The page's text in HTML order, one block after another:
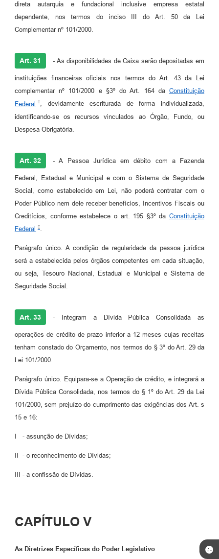
direta autarquia e fundacional inclusive empresa estatal
dependente, nos termos do inciso III do Art. 50 da Lei
Complementar nº 101/2000.
Art. 31 - As disponibilidades de Caixa serão depositadas em
instituições financeiras oficiais nos termos do Art. 43 da Lei
complementar nº 101/2000 e §3º do Art. 164 da Constituição
Federal
, devidamente escriturada de forma individualizada,
identificando-se os recursos vinculados ao Órgão, Fundo, ou
Despesa Obrigatória.
Art. 32 - A Pessoa Jurídica em débito com a Fazenda
Federal, Estadual e Municipal e com o Sistema de Seguridade
Social, como estabelecido em Lei, não poderá contratar com o
Poder Público nem dele receber benefícios, Incentivos Fiscais ou
Creditícios, conforme estabelece o art. 195 §3º da Constituição
Federal
.
Parágrafo único. A condição de regularidade da pessoa jurídica
será a estabelecida pelos órgãos competentes em cada situação,
ou seja, Tesouro Nacional, Estadual e Municipal e Sistema de
Seguridade Social.
Art. 33 - Integram a Dívida Pública Consolidada as
operações de crédito de prazo inferior a 12 meses cujas receitas
tenham constado do Orçamento, nos termos do § 3º do Art. 29 da
Lei 101/2000.
Parágrafo único. Equipara-se a Operação de crédito, e integrará a
Dívida Pública Consolidada, nos termos do § 1º do Art. 29 da Lei
101/2000, sem prejuízo do cumprimento das exigências dos Art. s
15 e 16:
I - assunção de Dívidas;
II - o reconhecimento de Dívidas;
III - a confissão de Dívidas.
CAPÍTULO V
As Diretrizes Específicas do Poder Legislativo